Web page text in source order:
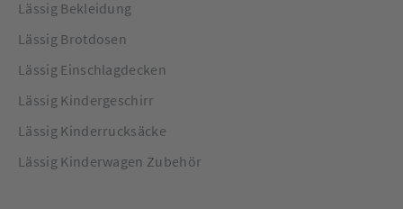
Lässig Bekleidung
Lässig Brotdosen
Lässig Einschlagdecken
Lässig Kindergeschirr
Lässig Kinderrucksäcke
Lässig Kinderwagen Zubehör